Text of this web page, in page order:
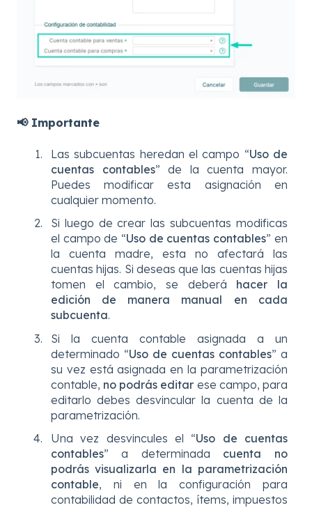
📢Importante
Las subcuentas heredan el campo “Uso de
cuentas contables” de la cuenta mayor.
Puedes modificar esta asignación en
cualquier momento.
Si luego de crear las subcuentas modificas
el campo de “Uso de cuentas contables” en
la cuenta madre, esta no afectará las
cuentas hijas. Si deseas que las cuentas hijas
tomen el cambio, se deberá hacer la
edición de manera manual en cada
subcuenta.
Si la cuenta contable asignada a un
determinado “Uso de cuentas contables” a
su vez está asignada en la parametrización
contable, no podrás editar ese campo, para
editarlo debes desvincular la cuenta de la
parametrización.
Una vez desvincules el “Uso de cuentas
contables” a determinada cuenta no
podrás visualizarla en la parametrización
contable, ni en la configuración para
contabilidad de contactos, ítems, impuestos